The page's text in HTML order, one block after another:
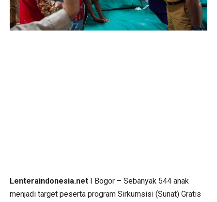
Lenteraindonesia.net I Bogor – Sebanyak 544 anak
menjadi target peserta program Sirkumsisi (Sunat) Gratis